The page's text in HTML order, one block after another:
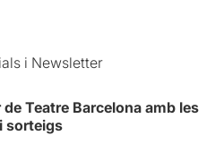
i Newsletter
Teatre Barcelona amb les
sorteigs